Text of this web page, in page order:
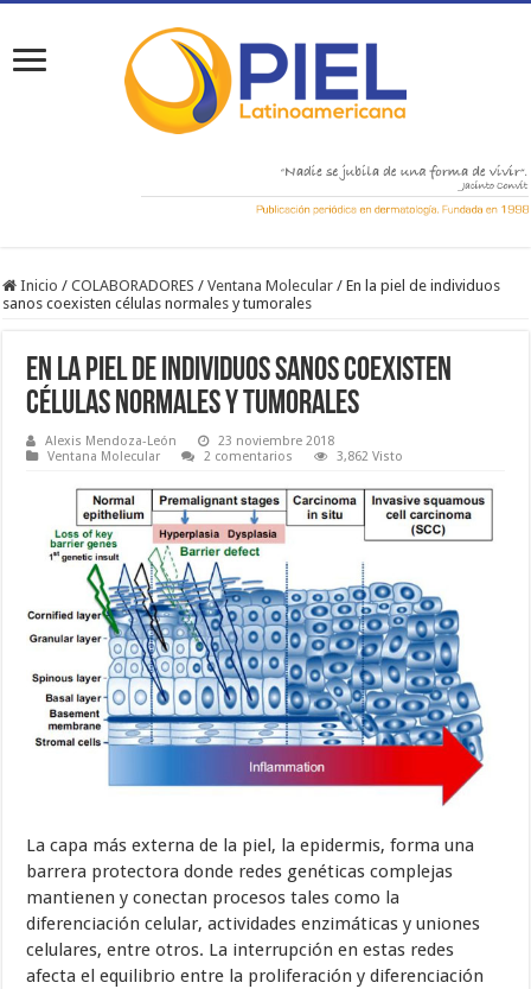
Inicio / COLABORADORES / Ventana Molecular / En la piel de individuos
sanos coexisten células normales y tumorales
En la piel de individuos sanos coexisten
células normales y tumorales
Alexis Mendoza-León
23 noviembre 2018
Ventana Molecular
2 comentarios 3,862 Visto
La capa más externa de la piel, la epidermis, forma una
barrera protectora donde redes genéticas complejas
mantienen y conectan procesos tales como la
diferenciación celular, actividades enzimáticas y uniones
celulares, entre otros. La interrupción en estas redes
afecta el equilibrio entre la proliferación y diferenciación